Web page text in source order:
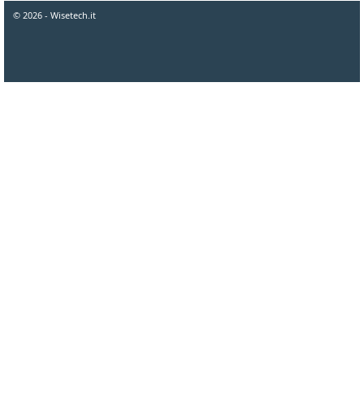
© 2026 - Wisetech.it